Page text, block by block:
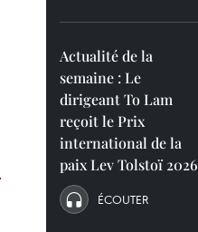
Actualité de la
semaine : Le
dirigeant To Lam
reçoit le Prix
international de la
paix Lev Tolstoï 2026
ÉCOUTER